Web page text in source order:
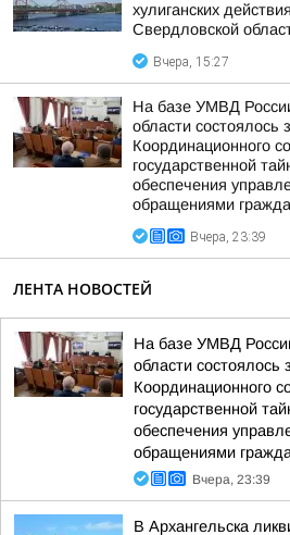
хулиганских
Свердловской
Вчера, 15:27
На базе УМВД
области состоялось
Координационного
государственной
обеспечения
обращениями
Вчера, 23:39
ЛЕНТА НОВОСТЕЙ
На базе УМВД
области состоялось
Координационного
государственной
обеспечения
обращениями
Вчера, 23:39
В Архангельска